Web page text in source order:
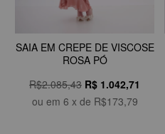
SAIA EM CREPE DE VISCOSE
ROSA PÓ
R$2.085,43 R$ 1.042,71
ou em 6 x de R$173,79